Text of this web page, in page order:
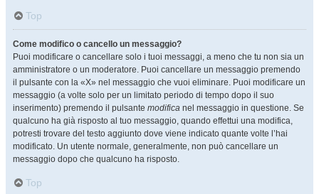
Top
Come modifico o cancello un messaggio?
Puoi modificare o cancellare solo i tuoi messaggi, a meno che tu non sia un
amministratore o un moderatore. Puoi cancellare un messaggio premendo
il pulsante con la «X» nel messaggio che vuoi eliminare. Puoi modificare un
messaggio (a volte solo per un limitato periodo di tempo dopo il suo
inserimento) premendo il pulsante modifica nel messaggio in questione. Se
qualcuno ha già risposto al tuo messaggio, quando effettui una modifica,
potresti trovare del testo aggiunto dove viene indicato quante volte l’hai
modificato. Un utente normale, generalmente, non può cancellare un
messaggio dopo che qualcuno ha risposto.
Top